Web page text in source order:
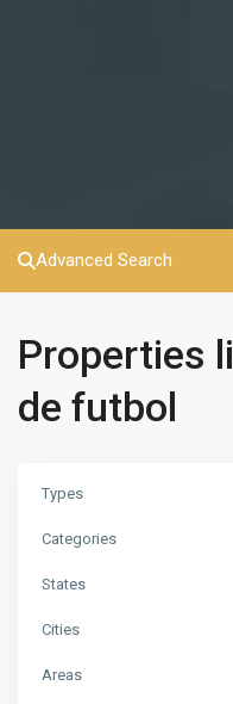
Advanced Search
Properties
de futbol
Types
Categories
States
Cities
Areas